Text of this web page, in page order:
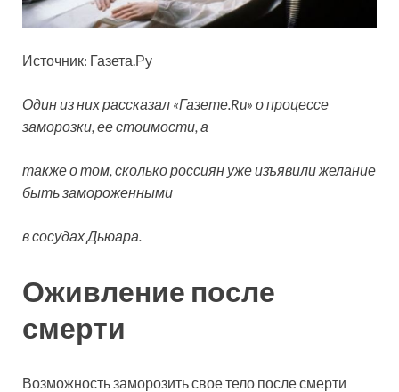
Источник: Газета.Ру
Один из них рассказал «Газете.Ru» о процессе
заморозки, ее стоимости, а
также о том, сколько россиян уже изъявили желание
быть замороженными
в сосудах Дьюара.
Оживление после
смерти
Возможность заморозить свое тело после смерти